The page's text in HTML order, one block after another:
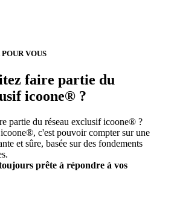
VOUS
faire partie du
icoone® ?
partie du réseau exclusif icoone® ?
c'est pouvoir compter sur une
et sûre, basée sur des fondements
prête à répondre à vos